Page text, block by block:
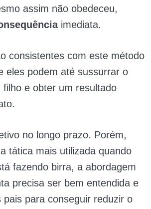
assim não obedeceu,
imediata.
consistentes com este método
eles podem até sussurrar o
e obter um resultado
no longo prazo. Porém,
tática mais utilizada quando
fazendo birra, a abordagem
precisa ser bem entendida e
pais para conseguir reduzir o